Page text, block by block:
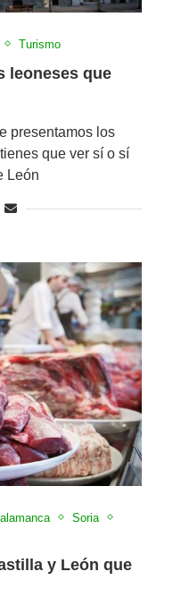
Turismo
leoneses que
presentamos los
que ver sí o sí
León
Soria
y León que